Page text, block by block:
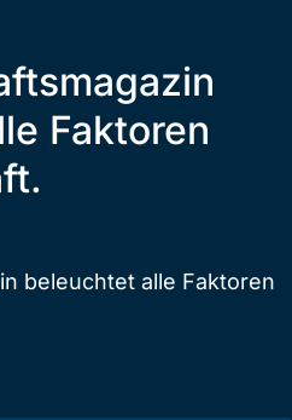
Faktoren
beleuchtet alle Faktoren